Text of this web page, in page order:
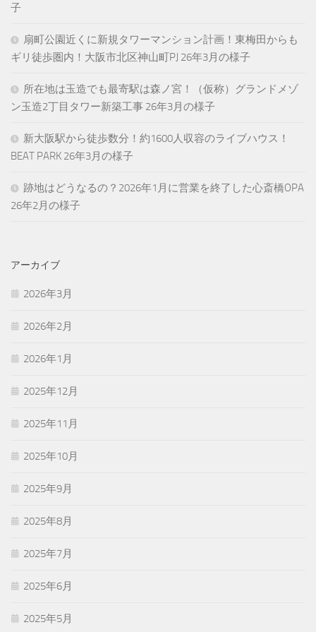
子
扇町公園近くに新規タワーマンション計画！東梅田からも
ギリ徒歩圏内！大阪市北区神山町PJ 26年3月の様子
所在地は玉造でも最寄駅は森ノ宮！（仮称）グランドメゾ
ン玉造2丁目タワー新築工事 26年3月の様子
新大阪駅から徒歩数分！約1600人収容のライブハウス！
BEAT PARK 26年3月の様子
跡地はどうなるの？2026年1月に営業を終了した心斎橋OPA
26年2月の様子
アーカイブ
2026年3月
2026年2月
2026年1月
2025年12月
2025年11月
2025年10月
2025年9月
2025年8月
2025年7月
2025年6月
2025年5月